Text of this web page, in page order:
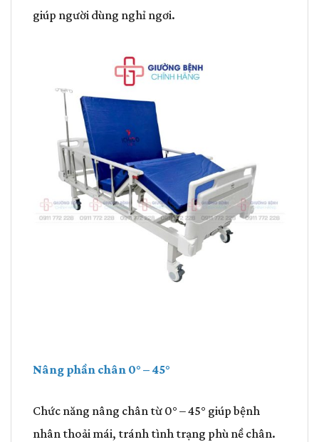
giúp người dùng nghỉ ngơi.
Nâng phần chân 0° – 45°
Chức năng nâng chân từ 0° – 45° giúp bệnh
nhân thoải mái, tránh tình trạng phù nề chân.